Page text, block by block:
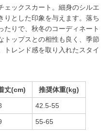
ェックスカート。細身のシルエ
りとした印象を与えます。落ち
たりで、秋冬のコーディネート
トップスとの相性も良く、季節
トレンド感を取り入れたスタイ
丈(cm) 推奨体重(kg)
42.5-55
55-65